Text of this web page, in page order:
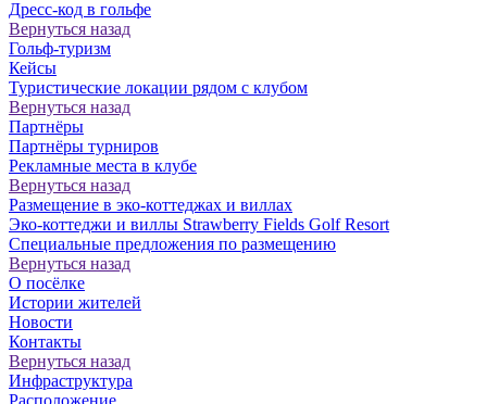
Дресс-код в гольфе
Вернуться назад
Гольф-туризм
Кейсы
Туристические локации рядом с клубом
Вернуться назад
Партнёры
Партнёры турниров
Рекламные места в клубе
Вернуться назад
Размещение в эко-коттеджах и виллах
Эко-коттеджи и виллы Strawberry Fields Golf Resort
Специальные предложения по размещению
Вернуться назад
О посёлке
Истории жителей
Новости
Контакты
Вернуться назад
Инфраструктура
Расположение